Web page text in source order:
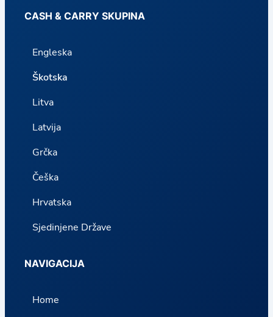
CASH & CARRY SKUPINA
Engleska
Škotska
Litva
Latvija
Grčka
Češka
Hrvatska
Sjedinjene Države
NAVIGACIJA
Home